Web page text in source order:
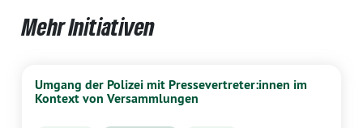
Mehr Initiativen
Umgang der Polizei mit Pressevertreter:innen im
Kontext von Versammlungen